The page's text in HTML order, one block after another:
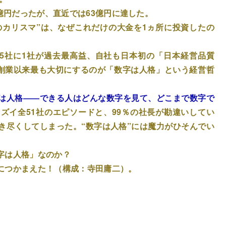
だったが、直近では63億円に達した。
リスマ”は、なぜこれだけの大金を1ヵ所に投資したの
に1社が過去最高益、自社も日本初の「日本経営品質
以来最も大切にするのが「数字は人格」という経営哲
人格――できる人はどんな数字を見て、どこまで数字で
イ全51社のエピソードと、99％の社長が勘違いしてい
尽くしてしまった。“数字は人格”には魔力がひそんでい
は人格」なのか？
かまえた！（構成：寺田庸二）。